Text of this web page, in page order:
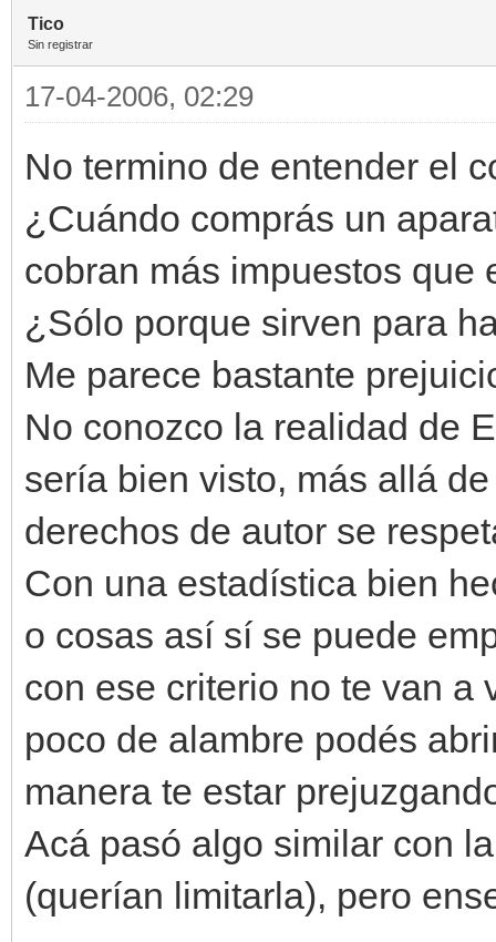
Tico
Sin registrar
17-04-2006, 02:29
No termino de entender el
¿Cuándo comprás un
cobran más impuestos que
¿Sólo porque sirven para
Me parece bastante
No conozco la realidad de
sería bien visto, más allá
derechos de autor se
Con una estadística bien
o cosas así sí se puede
con ese criterio no te van a
poco de alambre podés
manera te estar
Acá pasó algo similar con
(querían limitarla), pero